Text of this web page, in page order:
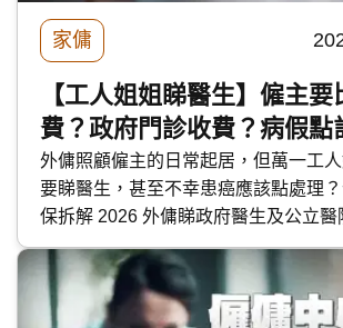
家傭
【工人姐姐睇醫生】僱主要
費？政府門診收費？病假點
外傭照顧僱主的日常起居，但萬一工
要睇醫生，甚至不幸患癌應該點處理
保拆解 2026 外傭睇政府醫生及公立醫
費，詳解外傭病假與疾病津貼計算方
清家傭保險如何涵蓋門診、牙醫及住院
用，減輕僱主財務負擔。